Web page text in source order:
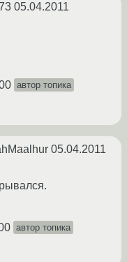
05.04.2011
автор топика
05.04.2011
автор топика